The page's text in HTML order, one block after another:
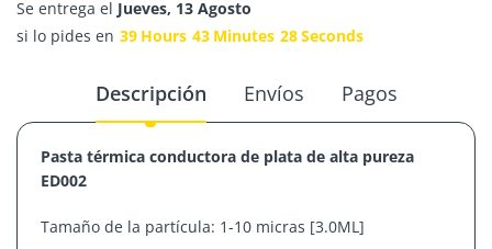
Se entrega el Jueves, 13 Agosto
si lo pides en 39 Hours 43 Minutes 28Seconds
Descripción Envíos Pagos
Pasta térmica conductora de plata de alta pureza
ED002
Tamaño de la partícula: 1-10 micras [3.0ML]